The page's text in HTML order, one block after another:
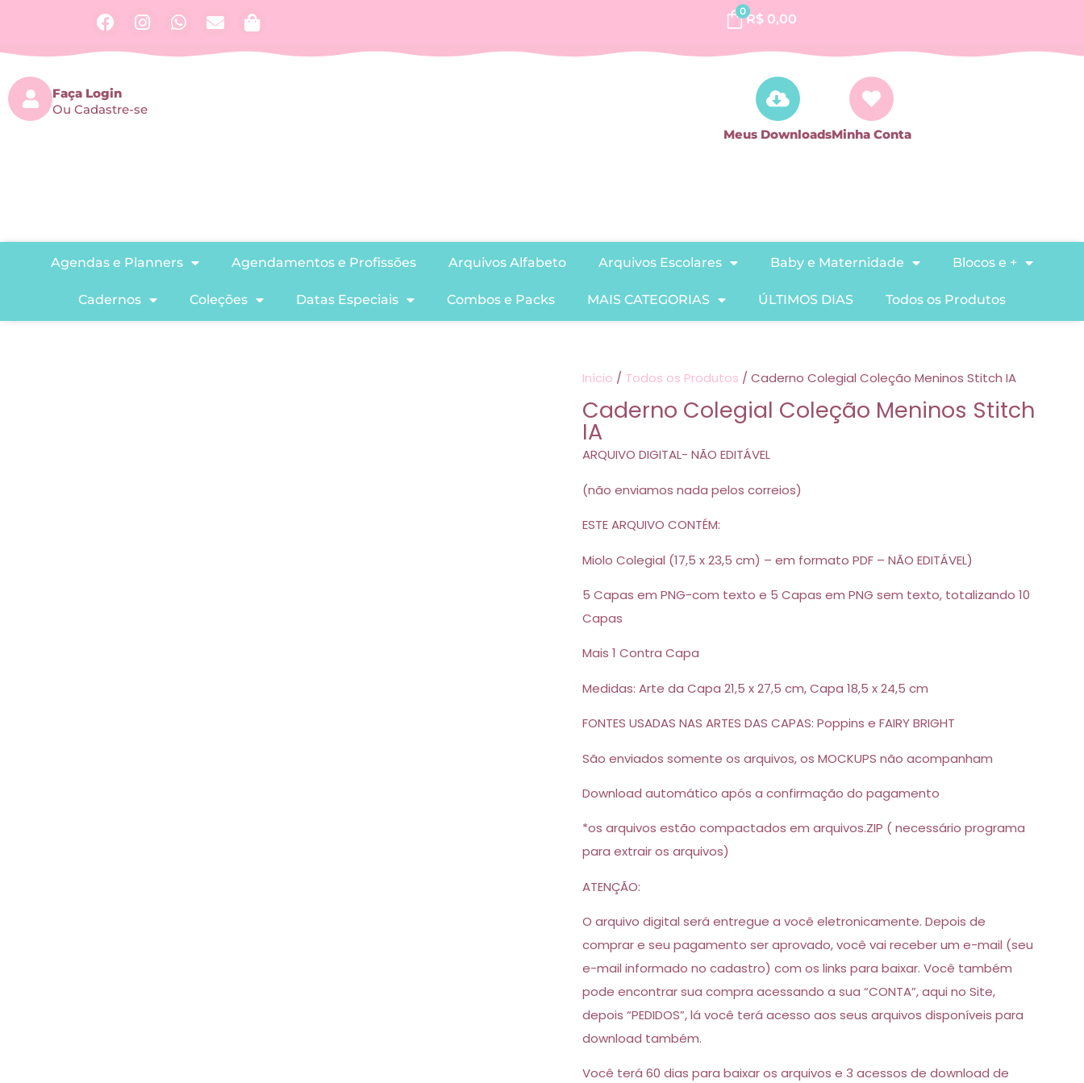
0
R$ 0,00
Faça Login
Ou Cadastre-se
Meus DownloadsMinha Conta
Agendas e Planners Agendamentos e Profissões Arquivos Alfabeto Arquivos Escolares Baby e Maternidade Blocos e +
Cadernos Coleções Datas Especiais Combos e Packs MAIS CATEGORIAS ÚLTIMOS DIAS Todos os Produtos
Início / Todos os Produtos / Caderno Colegial Coleção Meninos Stitch IA
Caderno Colegial Coleção Meninos Stitch
IA
ARQUIVO DIGITAL- NÃO EDITÁVEL
(não enviamos nada pelos correios)
ESTE ARQUIVO CONTÉM:
Miolo Colegial (17,5 x 23,5 cm) – em formato PDF – NÃO EDITÁVEL)
5 Capas em PNG-com texto e 5 Capas em PNG sem texto, totalizando 10
Capas
Mais 1 Contra Capa
Medidas: Arte da Capa 21,5 x 27,5 cm, Capa 18,5 x 24,5 cm
FONTES USADAS NAS ARTES DAS CAPAS: Poppins e FAIRY BRIGHT
São enviados somente os arquivos, os MOCKUPS não acompanham
Download automático após a confirmação do pagamento
*os arquivos estão compactados em arquivos.ZIP ( necessário programa
para extrair os arquivos)
ATENÇÃO:
O arquivo digital será entregue a você eletronicamente. Depois de
comprar e seu pagamento ser aprovado, você vai receber um e-mail (seu
e-mail informado no cadastro) com os links para baixar. Você também
pode encontrar sua compra acessando a sua “CONTA”, aqui no Site,
depois “PEDIDOS”, lá você terá acesso aos seus arquivos disponíveis para
download também.
Você terá 60 dias para baixar os arquivos e 3 acessos de download de